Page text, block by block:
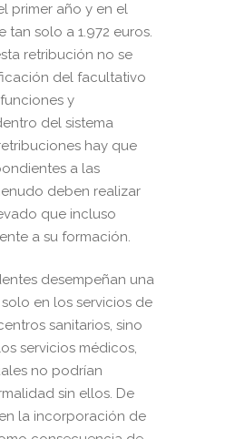
primer año y en el
tan solo a 1.972 euros.
retribución no se
del facultativo
y
del sistema
hay que
a las
deben realizar
que incluso
a su formación.
desempeñan una
en los servicios de
sanitarios, sino
servicios médicos,
no podrían
sin ellos. De
la incorporación de